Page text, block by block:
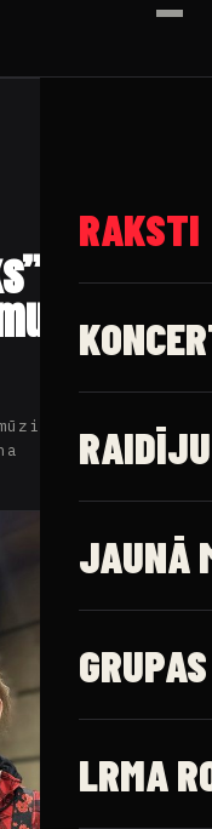
✕
RAKSTI
JAUNĀ
GRUPAS
LRMA
“Ziņģe